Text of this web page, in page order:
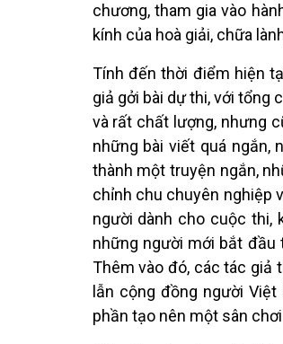
chương, tham gia vào
kính của hoà giải, chữa
Tính đến thời điểm hiện
giả gởi bài dự thi, với tổng
và rất chất lượng, nhưng
những bài viết quá ngắn,
thành một truyện ngắn,
chỉnh chu chuyên nghiệp
người dành cho cuộc thi,
những người mới bắt
Thêm vào đó, các tác giả
lẫn cộng đồng người
phần tạo nên một sân